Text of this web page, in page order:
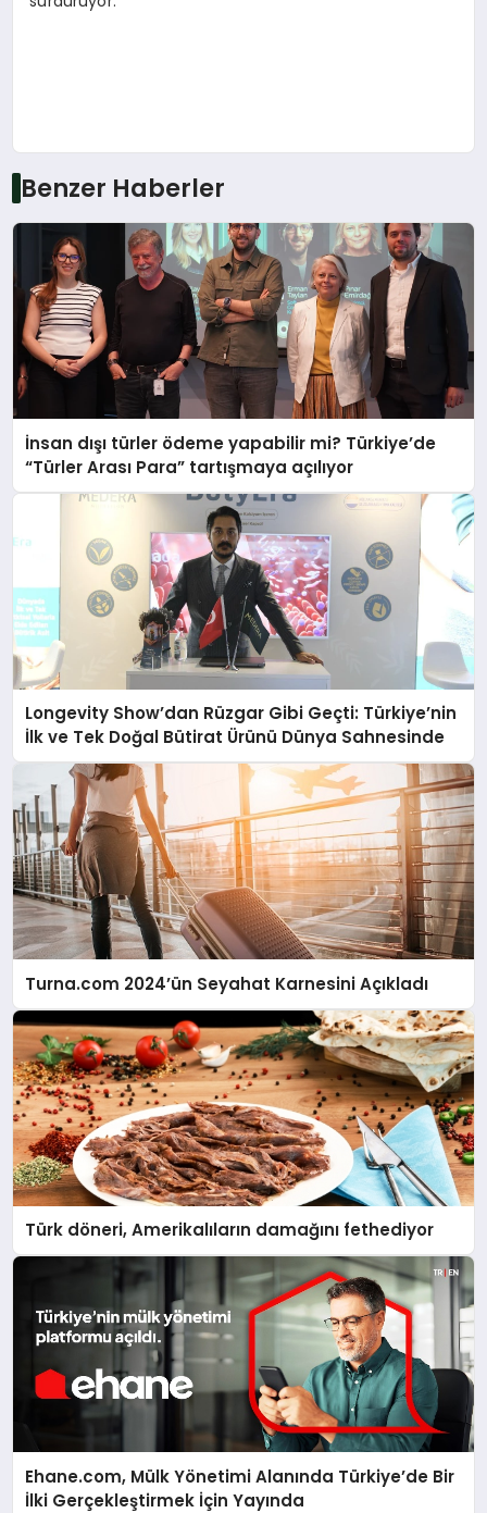
Benzer Haberler
İnsan dışı türler ödeme yapabilir mi? Türkiye’de
“Türler Arası Para” tartışmaya açılıyor
Longevity Show’dan Rüzgar Gibi Geçti: Türkiye’nin
İlk ve Tek Doğal Bütirat Ürünü Dünya Sahnesinde
Turna.com 2024’ün Seyahat Karnesini Açıkladı
Türk döneri, Amerikalıların damağını fethediyor
Ehane.com, Mülk Yönetimi Alanında Türkiye’de Bir
İlki Gerçekleştirmek İçin Yayında